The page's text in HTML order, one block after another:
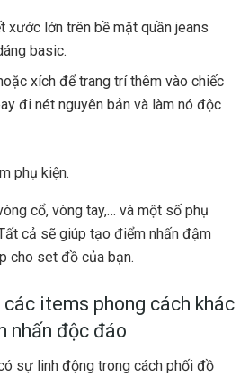
xước lớn trên bề mặt quần jeans
basic.
xích để trang trí thêm vào chiếc
đi nét nguyên bản và làm nó độc
phụ kiện.
cổ, vòng tay,… và một số phụ
cả sẽ giúp tạo điểm nhấn đậm
cho set đồ của bạn.
items phong cách khác
nhấn độc đáo
sự linh động trong cách phối đồ